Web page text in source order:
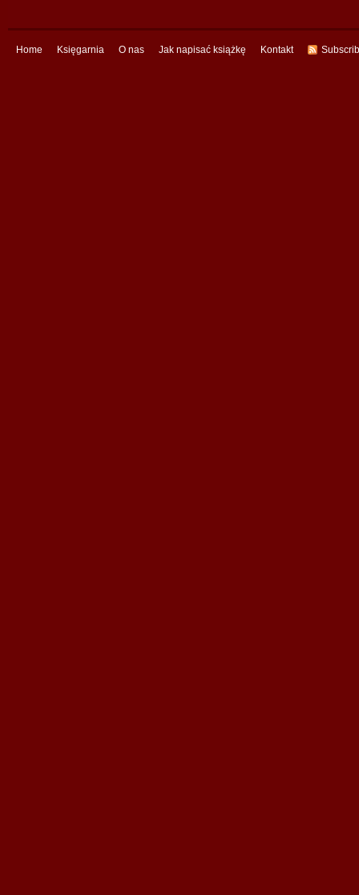
Home Księgarnia O nas Jak napisać książkę Kontakt